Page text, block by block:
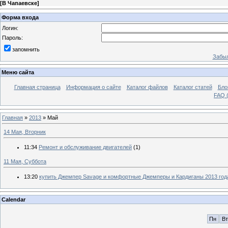
[В Чапаевске]
Форма входа
Логин:
Пароль:
запомнить
Меню сайта
Главная страница Информация о сайте Каталог файлов Каталог статей
FAQ
Главная » 2013 » Май
14 Мая, Вторник
11:34 Ремонт и обслуживание двигателей (1)
11 Мая, Суббота
13:20 купить Джемпер Savage и комфортные Джемперы и Кардиганы 2013
Calendar
Пн Вт